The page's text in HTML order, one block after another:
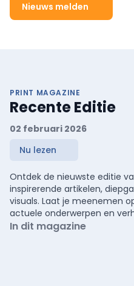
Nieuws melden
PRINT MAGAZINE
Recente Editie
02 februari 2026
Nu lezen
Ontdek de nieuwste editie
inspirerende artikelen,
visuals. Laat je meenemen
actuele onderwerpen en
In dit magazine